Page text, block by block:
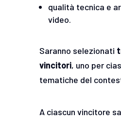
qualità tecnica e
video.
Saranno selezionati
vincitori, uno per
tematiche del
A ciascun vincitore